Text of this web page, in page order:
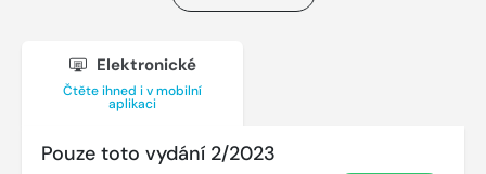
Elektronické
Čtěte ihned i v mobilní
aplikaci
Pouze toto vydání 2/2023